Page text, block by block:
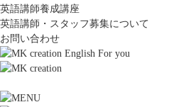
英語講師養成講座
英語講師・スタッフ募集について
お問い合わせ